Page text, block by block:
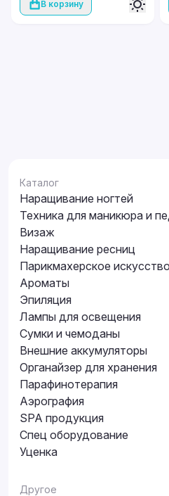
В корзину
Каталог
Наращивание ногтей
Техника для маникюра и
Визаж
Наращивание ресниц
Парикмахерское искусство
Ароматы
Эпиляция
Лампы для освещения
Сумки и чемоданы
Внешние аккумуляторы
Органайзер для хранения
Парафинотерапия
Аэрография
SPA продукция
Спец оборудование
Уценка
Другое